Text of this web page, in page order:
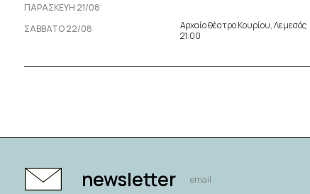
ΠΑΡΑΣΚΕΥΉ 21/08
ΣΆΒΒΑΤΟ 22/08
Αρχαίο θέατρο Κουρίου, Λεμεσός
21:00
newsletter